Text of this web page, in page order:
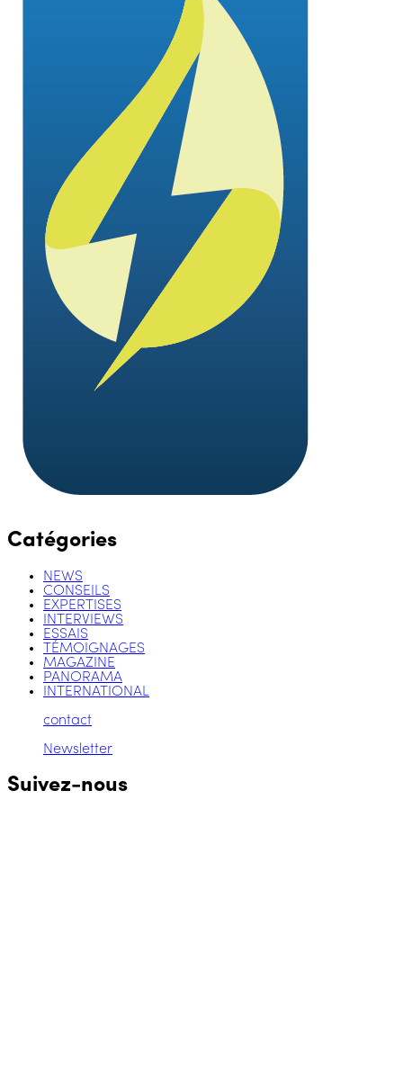
Catégories
NEWS
CONSEILS
EXPERTISES
INTERVIEWS
ESSAIS
TÉMOIGNAGES
MAGAZINE
PANORAMA
INTERNATIONAL
contact
Newsletter
Suivez-nous